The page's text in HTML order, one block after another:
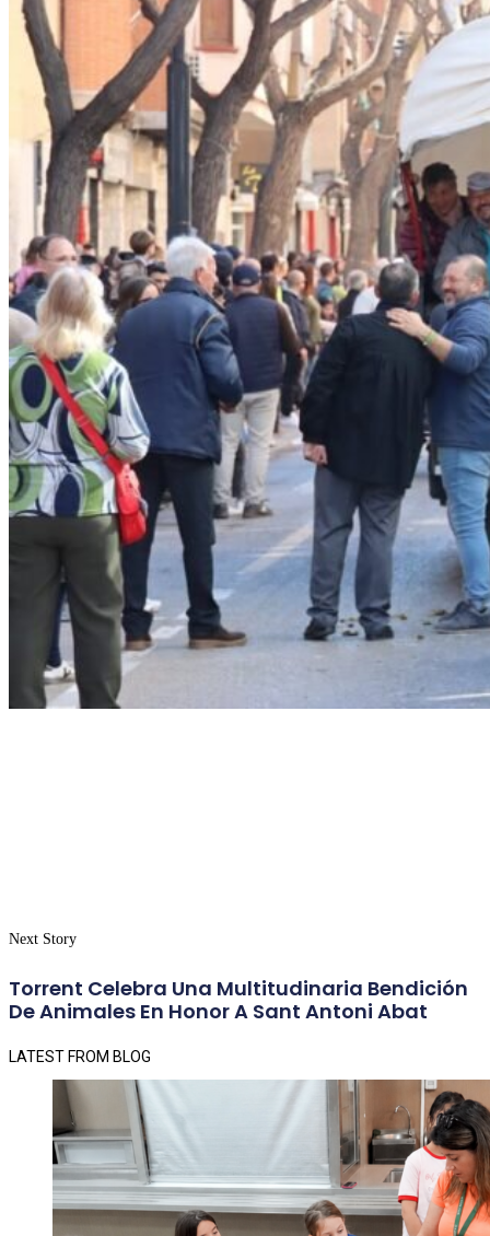
Next Story
Torrent Celebra Una Multitudinaria Bendición
De Animales En Honor A Sant Antoni Abat
LATEST FROM BLOG